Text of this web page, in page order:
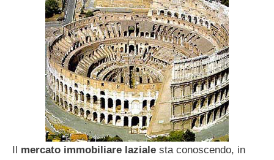
mercato immobiliare laziale sta conoscendo, in